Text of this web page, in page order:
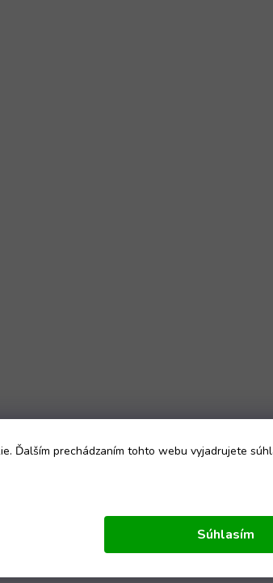
Ďalším prechádzaním tohto webu vyjadrujete
Súhlasím